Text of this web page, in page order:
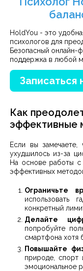
HoldYou - это
психологов для
Безопасный онлайн-
поддержка в любой
Записаться
Как
эффективные
Если вы замечаете,
ухудшилось из-за
На основе работы с
эффективных
Ограничьте
использовать
конкретный
Делайте
попробуйте
смартфона хотя
Повышайте
природе, спорт
эмоциональное